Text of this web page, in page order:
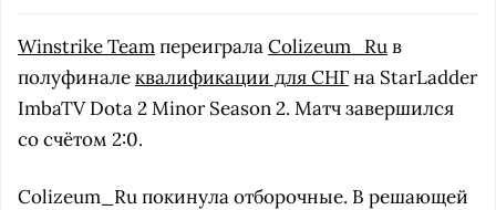
Winstrike TeamпереигралаColizeum_Ruв
полуфиналеквалификации для СНГна StarLadder
ImbaTV Dota 2 Minor Season 2. Матч завершился
со счётом 2:0.
Colizeum_Ru покинула отборочные. В решающей